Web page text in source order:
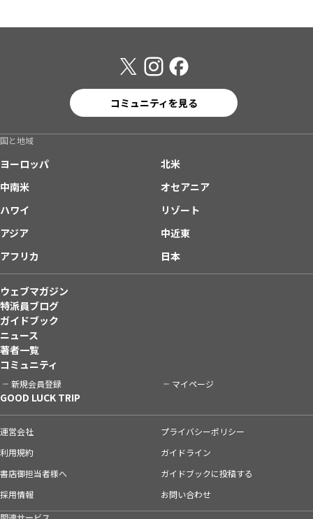
コミュニティを見る
国と地域
ヨーロッパ
北米
中南米
オセアニア
ハワイ
リゾート
アジア
中近東
アフリカ
日本
ウェブマガジン
特派員ブログ
ガイドブック
ニュース
著者一覧
コミュニティ
新規会員登録 マイページ
GOOD LUCK TRIP
運営会社
プライバシーポリシー
利用規約
ガイドライン
書店御担当者様へ
ガイドブックに投稿する
採用情報
お問い合わせ